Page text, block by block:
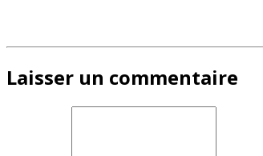
Laisser un commentaire